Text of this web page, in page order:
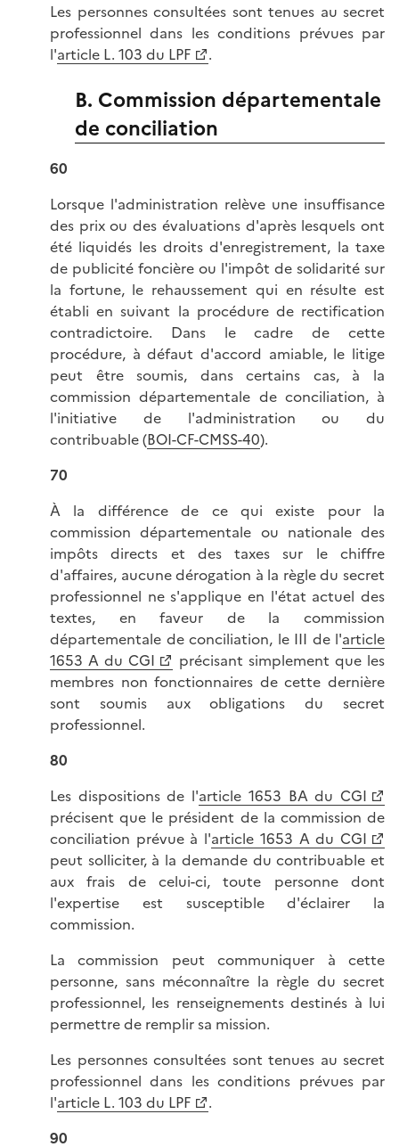
Les personnes consultées sont tenues au secret
professionnel dans les conditions prévues par
l'article L. 103 du LPF .
B. Commission départementale
de conciliation
60
Lorsque l'administration relève une insuffisance
des prix ou des évaluations d'après lesquels ont
été liquidés les droits d'enregistrement, la taxe
de publicité foncière ou l'impôt de solidarité sur
la fortune, le rehaussement qui en résulte est
établi en suivant la procédure de rectification
contradictoire. Dans le cadre de cette
procédure, à défaut d'accord amiable, le litige
peut être soumis, dans certains cas, à la
commission départementale de conciliation, à
l'initiative de l'administration ou du
contribuable (BOI-CF-CMSS-40).
70
À la différence de ce qui existe pour la
commission départementale ou nationale des
impôts directs et des taxes sur le chiffre
d'affaires, aucune dérogation à la règle du secret
professionnel ne s'applique en l'état actuel des
textes, en faveur de la commission
départementale de conciliation, le III de l'article
1653 A du CGI
précisant simplement que les
membres non fonctionnaires de cette dernière
sont soumis aux obligations du secret
professionnel.
80
Les dispositions de l'article 1653 BA du CGI
précisent que le président de la commission de
conciliation prévue à l'article 1653 A du CGI
peut solliciter, à la demande du contribuable et
aux frais de celui-ci, toute personne dont
l'expertise est susceptible d'éclairer la
commission.
La commission peut communiquer à cette
personne, sans méconnaître la règle du secret
professionnel, les renseignements destinés à lui
permettre de remplir sa mission.
Les personnes consultées sont tenues au secret
professionnel dans les conditions prévues par
l'article L. 103 du LPF
.
90